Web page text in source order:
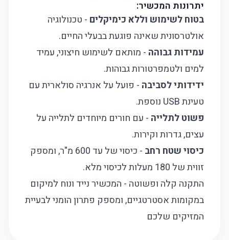
יתרונות המכשיר:
בטוח לשימוש וללא כימיקלים - טכנולוגיה
אולטרסונית שאינה פוגעת בבעלי החיים.
עמידות גבוהה - מותאם לשימוש חיצוני, עמיד
למים ולטמפרטורות גבוהות.
ידידותי לסביבה - פועל על אנרגיה סולארית עם
טעינת USB נוספת.
פשוט לתלייה - עם חורים מיוחדים לתלייה על
עצים, גדרות וקירות.
כיסוי שטח רחב
- כיסוי של עד 600 מ"ר, ומספק
זווית של 180 מעלות לכיסוי מלא.
התקנה קלה ופשוטה - המכשיר נייד ונוח למיקום
במקומות אסטרטגיים, ומספק פתרון הומני לבעיית
המזיקים שלכם